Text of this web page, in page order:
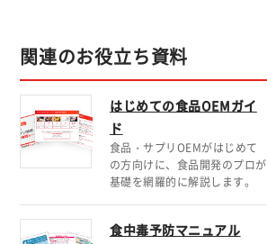
関連のお役立ち資料
はじめての食品OEMガイ
ド
食品・サプリOEMがはじめて
の方向けに、食品開発のプロが
基礎を網羅的に解説します。
食中毒予防マニュアル